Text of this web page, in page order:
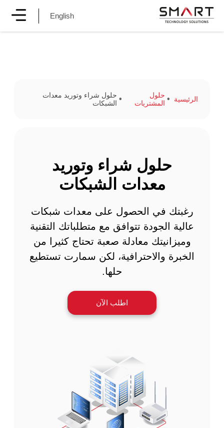
English
الرئيسية
حلول
المشتريات
حلول شراء وتوريد معدات
الشبكات
حلول شراء وتوريد
معدات الشبكات
رغبتك في الحصول على معدات شبكات
عالية الجودة تتوافق مع متطلباتك التقنية
وميزانيتك معادلة صعبة تحتاج كثيرا من
الخبرة والاحترافية، لكن سمارت تستطيع
حلها.
اطلب الآن